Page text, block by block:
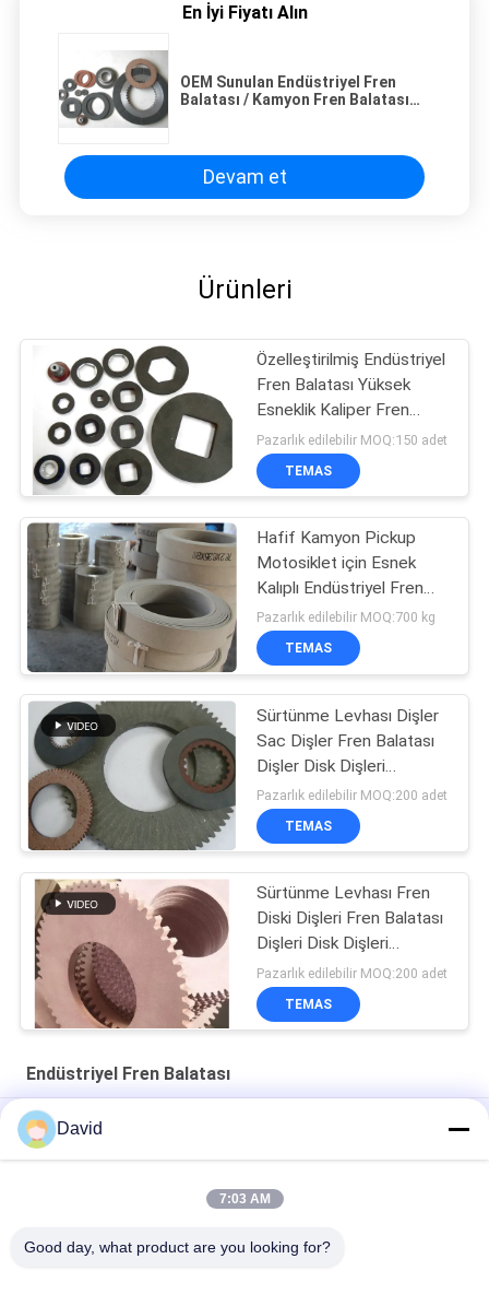
En İyi Fiyatı Alın
OEM Sunulan Endüstriyel Fren
Balatası / Kamyon Fren Balatası
Devam et
Ürünleri
Özelleştirilmiş Endüstriyel
Fren Balatası Yüksek
Esneklik Kaliper Fren
Blokları
Pazarlık edilebilir MOQ:150 adet
TEMAS
Hafif Kamyon Pickup
Motosiklet için Esnek
Kalıplı Endüstriyel Fren
Balatası
Pazarlık edilebilir MOQ:700 kg
TEMAS
Sürtünme Levhası Dişler
Sac Dişler Fren Balatası
Dişler Disk Dişleri
Sürtünme Balatası
Pazarlık edilebilir MOQ:200 adet
TEMAS
Sürtünme Levhası Fren
Diski Dişleri Fren Balatası
Dişleri Disk Dişleri
Sürtünme Balatası
Pazarlık edilebilir MOQ:200 adet
TEMAS
Endüstriyel Fren Balatası
Kalınlık 3mm Asbestsiz Sürtünme Malzemeleri
Güç Pres Makinası Yağ Direnci Endüstriyel Fren Balatası
Irgat Traktörleri İçin Esnek Endüstriyel Sürtünme Malzemeleri
David
7:03 AM
Good day, what product are you looking for?